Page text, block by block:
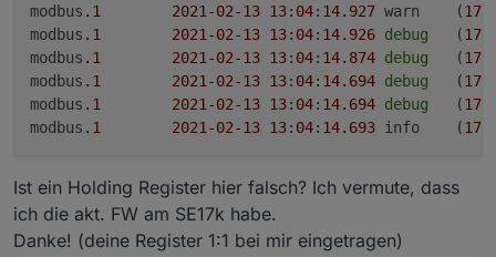
Tageswert extra zu berechnen da ich diesen ja
aus dem WR auslesen kann.
Schöner wäre es wenn ich diesen direkt in
Grafana verwenden könnte.
modbus .1 2021-02-13 13: 04: 14.927
	warn	(
modbus .1 2021-02-13 13: 04: 14.926 debug
	(
modbus .1 2021-02-13 13: 04: 14.874 debug
	(
modbus .1 2021-02-13 13: 04: 14.694 debug
	(
modbus .1 2021-02-13 13: 04: 14.694 debug
	(
modbus .1 2021-02-13 13: 04: 14.693
	info	(
Ist ein Holding Register hier falsch? Ich vermute, dass
ich die akt. FW am SE17k habe.
Danke! (deine Register 1:1 bei mir eingetragen)